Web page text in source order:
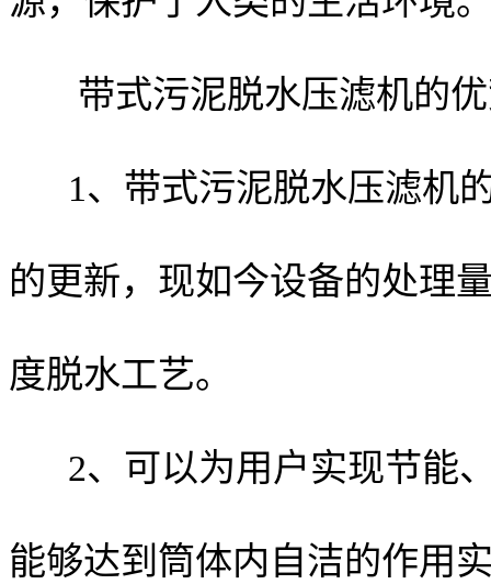
带式污泥脱水压滤机的
1、带式污泥脱水压滤机
的更新，现如今设备的处理
度脱水工艺。
2、可以为用户实现节能
能够达到筒体内自洁的作用